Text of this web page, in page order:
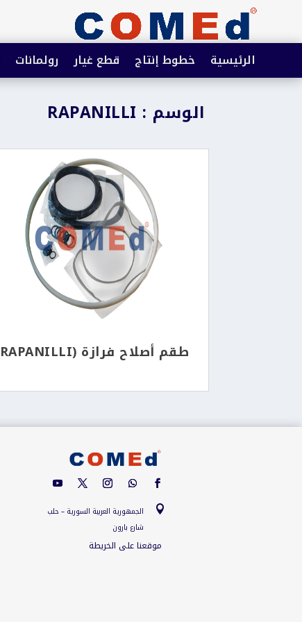
الرئيسية خطوط إنتاج قطع غيار رولمانات
الوسم : RAPANILLI
طقم أصلاح فرازة (RAPANILLI)

الجمهورية العربية السورية – حلب
شارع بارون
موقعنا على الخريطة